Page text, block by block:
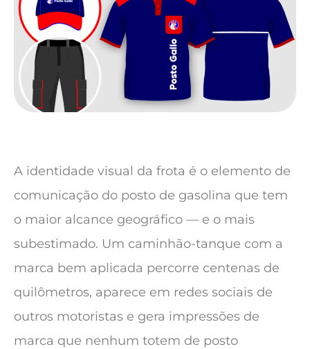
A identidade visual da frota é o elemento de
comunicação do posto de gasolina que tem
o maior alcance geográfico — e o mais
subestimado. Um caminhão-tanque com a
marca bem aplicada percorre centenas de
quilômetros, aparece em redes sociais de
outros motoristas e gera impressões de
marca que nenhum totem de posto